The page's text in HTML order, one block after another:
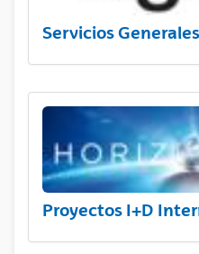
Servicios
Proyectos I+D